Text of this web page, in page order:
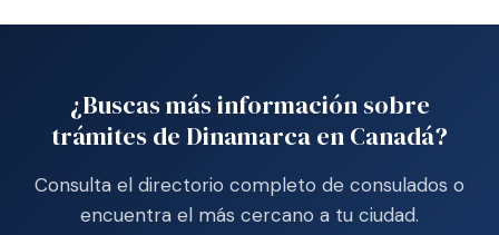
¿Buscas más información sobre
trámites de Dinamarca en Canadá?
Consulta el directorio completo de consulados o
encuentra el más cercano a tu ciudad.